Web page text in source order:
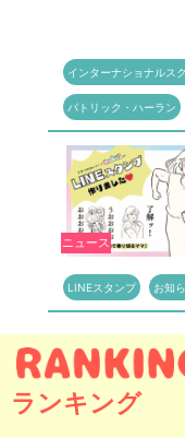
インターナショナルス
パトリック・ハーラン
ニュース
LINEスタンプ お知
ランキング